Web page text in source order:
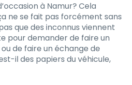
à Namur? Cela
ne se fait pas forcément sans
que des inconnus viennent
pour demander de faire un
de faire un échange de
il des papiers du véhicule,